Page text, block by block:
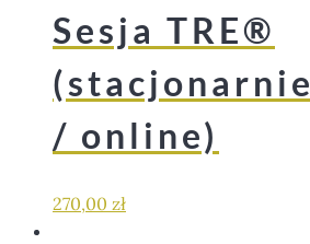
Sesja TRE®
(stacjonarnie
/ online)
270,00 zł